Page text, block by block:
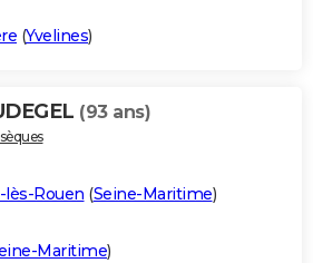
(Yvelines)
(93 ans)
lès-Rouen (Seine-Maritime)
Maritime)